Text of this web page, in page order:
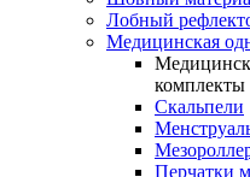
Лобный
Медицинская
комплекты
Скальпели
Перчатки